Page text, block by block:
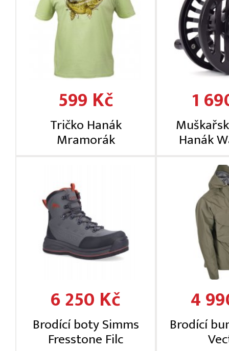
599 Kč
Tričko Hanák
Mramorák
1
Hanák
6 250 Kč
Brodící boty Simms
Fresstone Filc
4
Brodící